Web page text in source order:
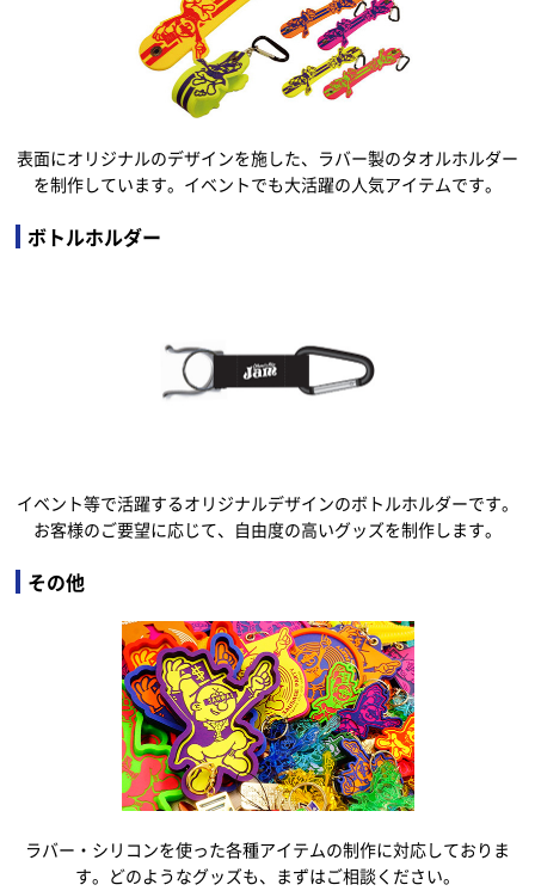
表面にオリジナルのデザインを施した、ラバー製のタオルホルダー
を制作しています。イベントでも大活躍の人気アイテムです。
ボトルホルダー
イベント等で活躍するオリジナルデザインのボトルホルダーです。
お客様のご要望に応じて、自由度の高いグッズを制作します。
その他
ラバー・シリコンを使った各種アイテムの制作に対応しておりま
す。どのようなグッズも、まずはご相談ください。